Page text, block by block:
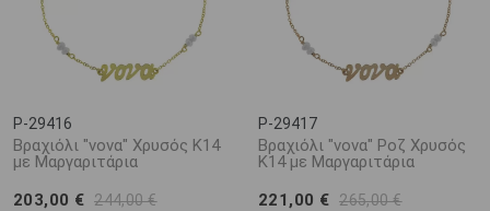
P-29416
Βραχιόλι "νονα" Χρυσός Κ14
με Μαργαριτάρια
203,00 € 244,00 €
P-29417
Βραχιόλι "νονα" Ροζ Χρυσός
Κ14 με Μαργαριτάρια
221,00 € 265,00 €